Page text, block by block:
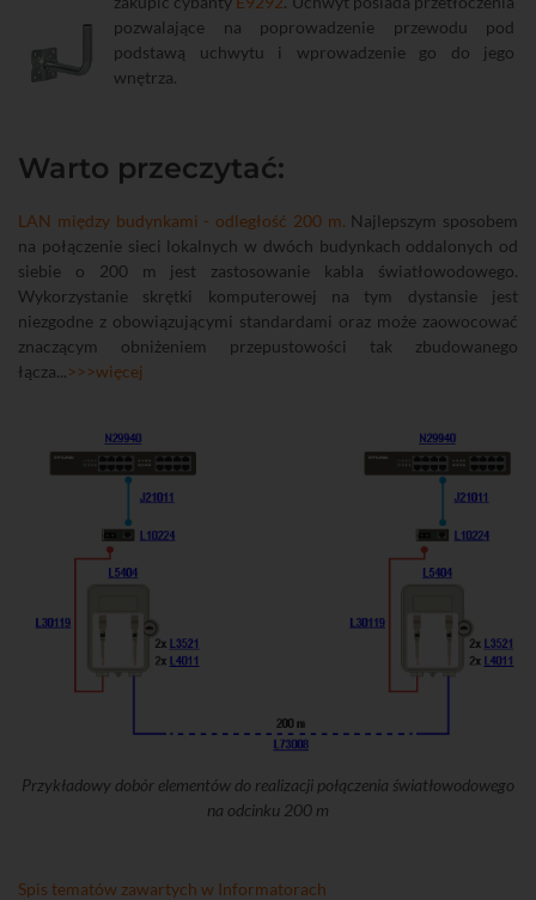
pozwalające na poprowadzenie przewodu pod
podstawą uchwytu i wprowadzenie go do jego
wnętrza.
Warto przeczytać:
LAN między budynkami - odległość 200 m. Najlepszym sposobem
na połączenie sieci lokalnych w dwóch budynkach oddalonych od
siebie o 200 m jest zastosowanie kabla światłowodowego.
Wykorzystanie skrętki komputerowej na tym dystansie jest
niezgodne z obowiązującymi standardami oraz może zaowocować
znaczącym obniżeniem przepustowości tak zbudowanego
łącza...>>>więcej
Przykładowy dobór elementów do realizacji połączenia światłowodowego
na odcinku 200 m
Spis tematów zawartych w Informatorach